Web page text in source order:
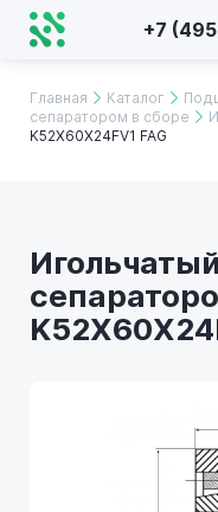
+7
Главная Каталог
сепаратором в сборе
K52X60X24FV1 FAG